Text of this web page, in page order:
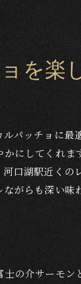
を楽
パッチョに最
にしてくれま
口湖駅近くの
がらも深い味
の介サーモン